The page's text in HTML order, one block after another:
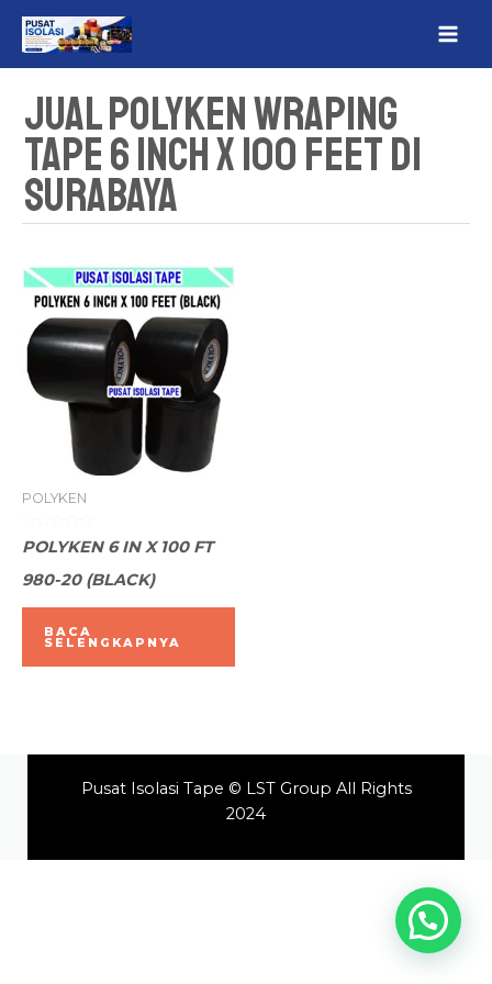
Jual Polyken Wraping
Tape 6 inch x 100 Feet Di
Surabaya
POLYKEN
Dinilai
0
5
POLYKEN 6 IN X 100 FT
980-20 (BLACK)
BACA
SELENGKAPNYA
Pusat Isolasi Tape © LST Group All Rights
2024